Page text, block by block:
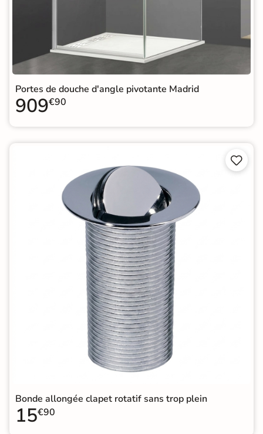
Portes de douche d'angle pivotante Madrid
909€90


Bonde allongée clapet rotatif sans trop plein
15€90